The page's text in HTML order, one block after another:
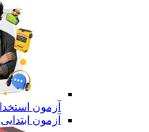
آزمون
آزمون ابتدایی